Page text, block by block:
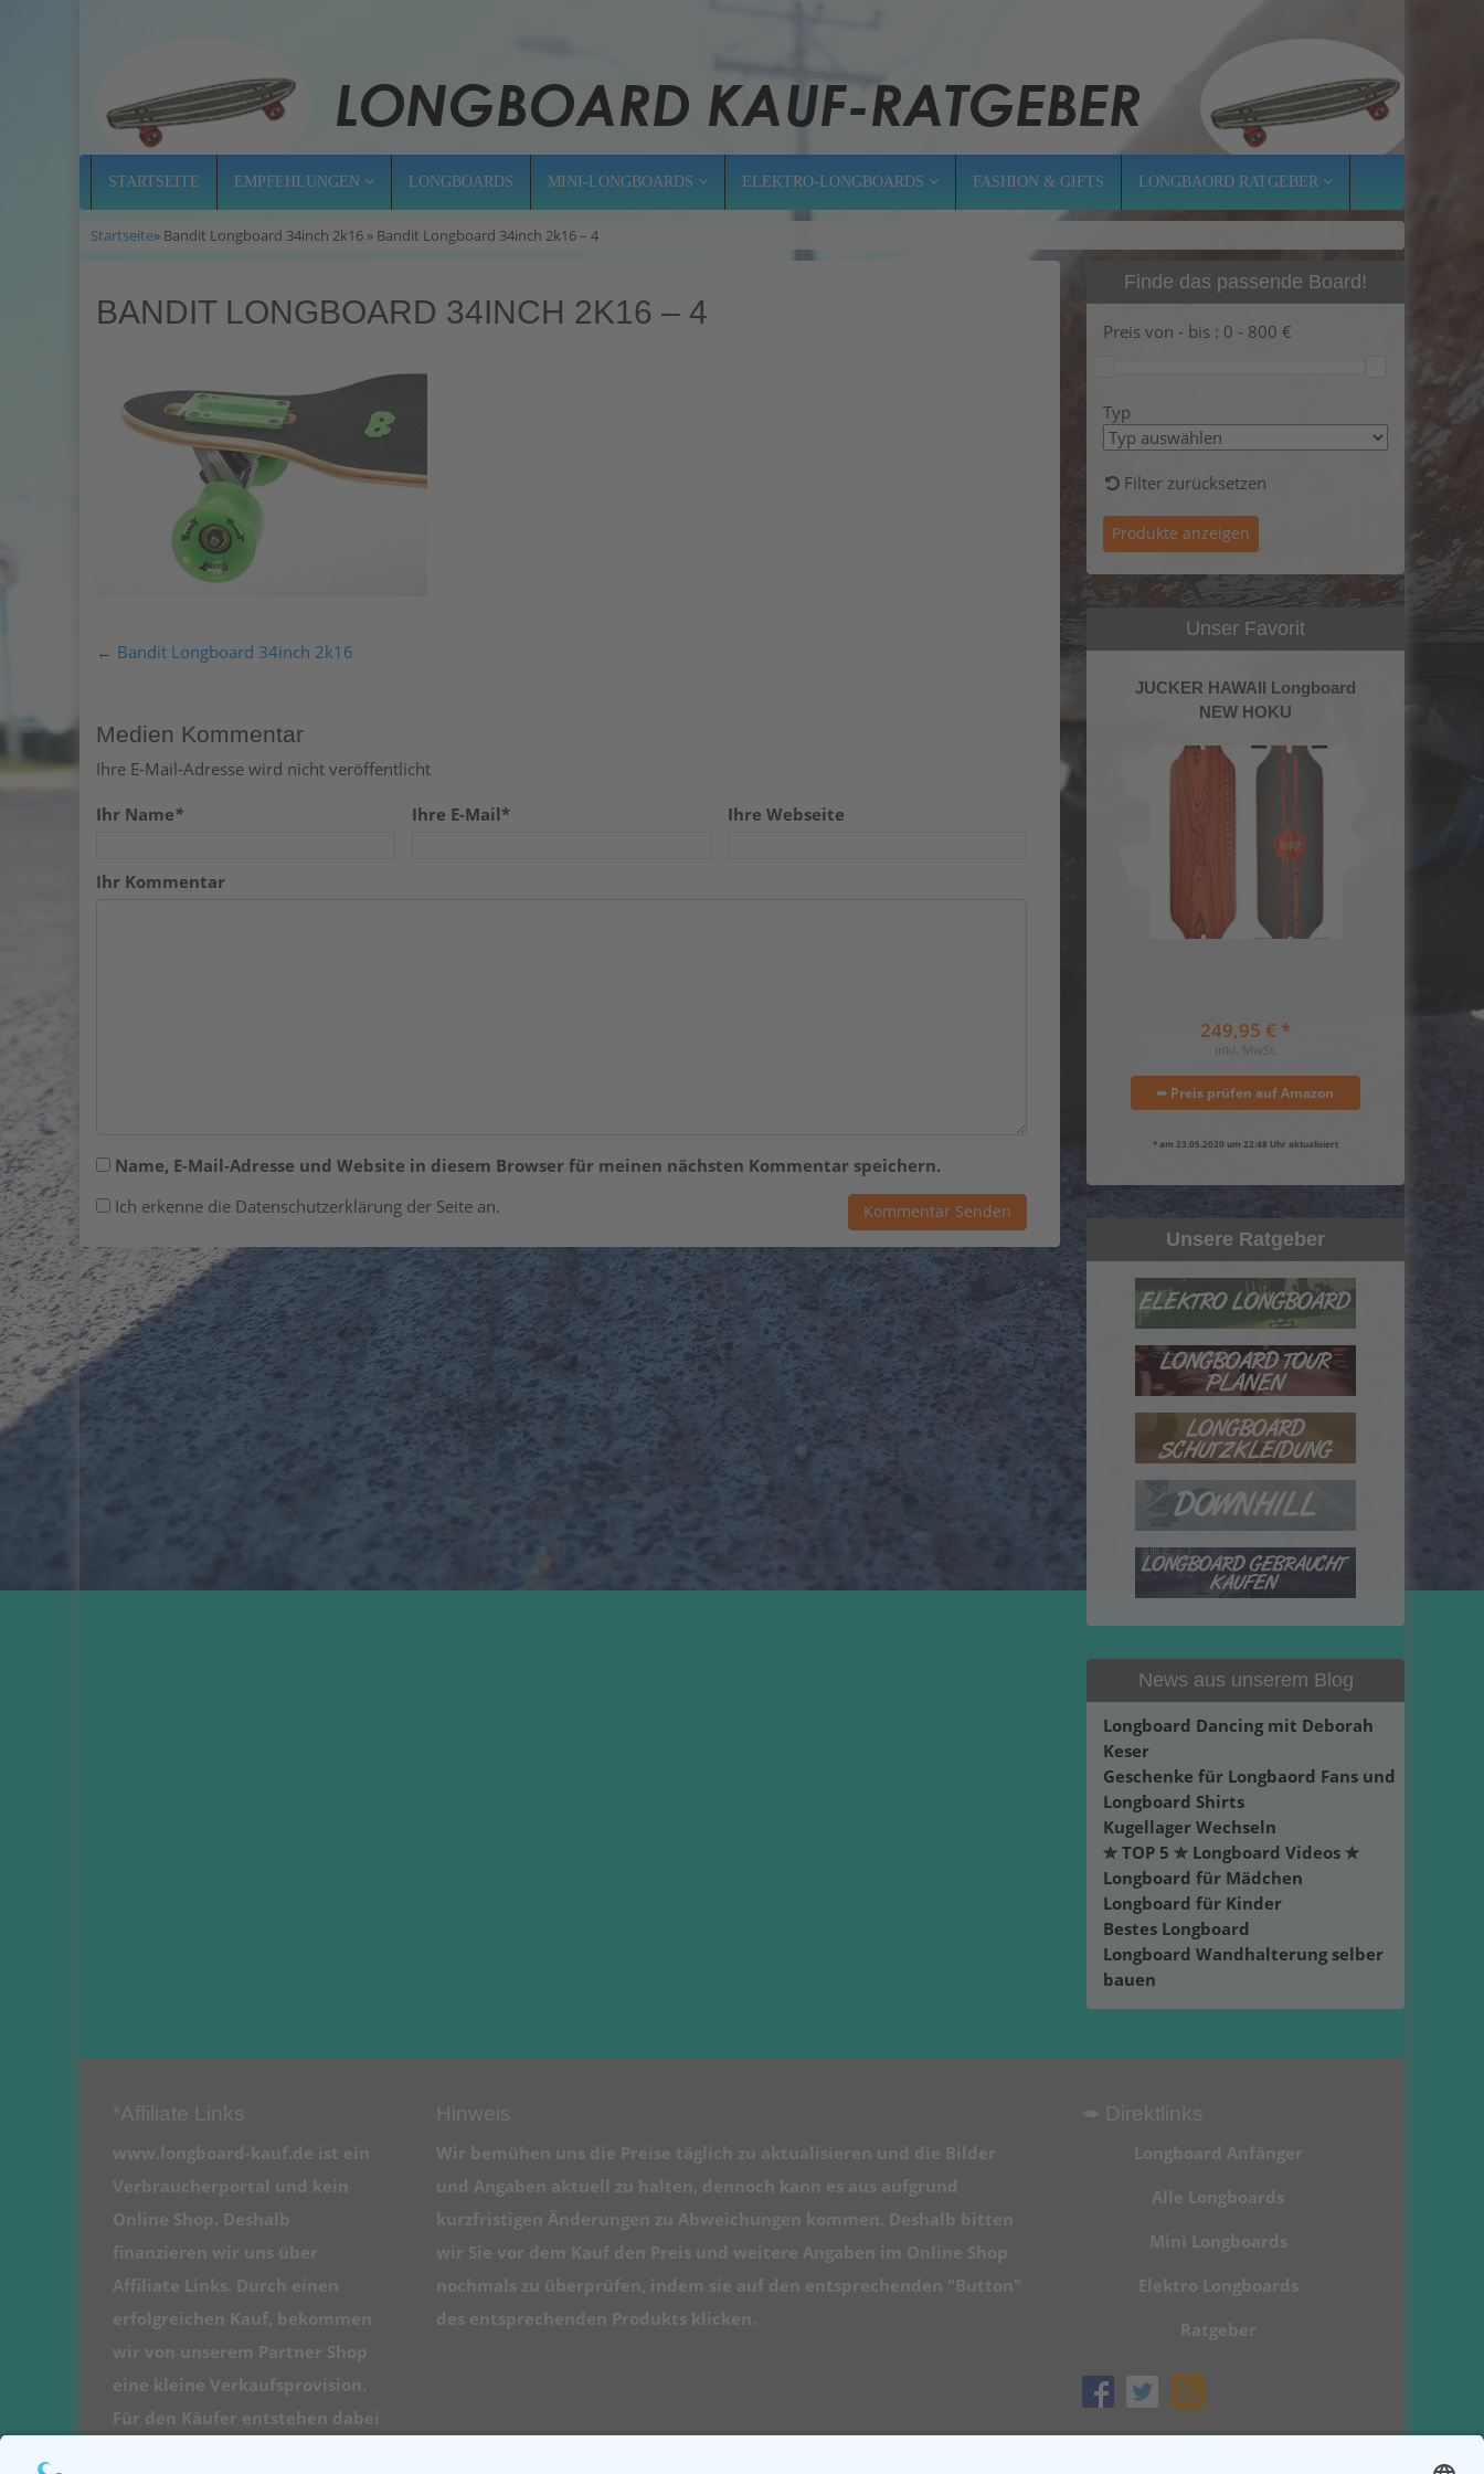
STARTSEITE EMPFEHLUNGEN LONGBOARDS MINI-LONGBOARDS ELEKTRO-LONGBOARDS FASHION & GIFTS LONGBAORD RATGEBER
Startseite» Bandit Longboard 34inch 2k16 » Bandit Longboard 34inch 2k16 – 4
BANDIT LONGBOARD 34INCH 2K16 – 4
← Bandit Longboard 34inch 2k16
Medien Kommentar
Ihre E-Mail-Adresse wird nicht veröffentlicht
Ihr Name* Ihre E-Mail* Ihre Webseite
Ihr Kommentar
Name, E-Mail-Adresse und Website in diesem Browser für meinen nächsten Kommentar speichern.
Ich erkenne die Datenschutzerklärung der Seite an.
Finde das passende Board!
Preis von - bis : 0 - 800 €
Typ
Filter zurücksetzen
Unser Favorit
JUCKER HAWAII Longboard
NEW HOKU
249,95 € *
inkl. MwSt.
➥ Preis prüfen auf Amazon
* am 23.05.2020 um 22:48 Uhr aktualisiert
Unsere Ratgeber
News aus unserem Blog
Longboard Dancing mit Deborah
Keser
Geschenke für Longbaord Fans und
Longboard Shirts
Kugellager Wechseln
✮ TOP 5 ✮ Longboard Videos ✮
Longboard für Mädchen
Longboard für Kinder
Bestes Longboard
Longboard Wandhalterung selber
bauen
*Affiliate Links
www.longboard-kauf.de ist ein
Verbraucherportal und kein
Online Shop. Deshalb
finanzieren wir uns über
Affiliate Links. Durch einen
erfolgreichen Kauf, bekommen
wir von unserem Partner Shop
eine kleine Verkaufsprovision.
Für den Käufer entstehen dabei
Hinweis
Wir bemühen uns die Preise täglich zu aktualisieren und die Bilder
und Angaben aktuell zu halten, dennoch kann es aus aufgrund
kurzfristigen Änderungen zu Abweichungen kommen. Deshalb bitten
wir Sie vor dem Kauf den Preis und weitere Angaben im Online Shop
nochmals zu überprüfen, indem sie auf den entsprechenden "Button"
des entsprechenden Produkts klicken.
➠ Direktlinks
Longboard Anfänger
Alle Longboards
Mini Longboards
Elektro Longboards
Ratgeber